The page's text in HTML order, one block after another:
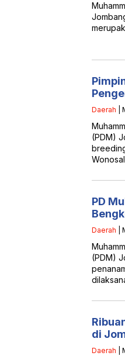
Daerah |
(PDM)
PD
Daerah |
(PDM)
di
Daerah |